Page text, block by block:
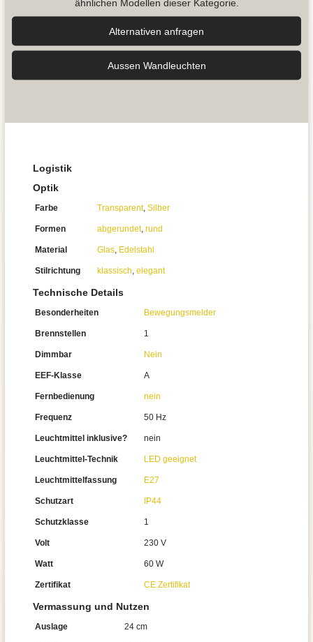
Alternativen anfragen
Aussen Wandleuchten
Logistik
Optik
Farbe Transparent, Silber
Formen abgerundet, rund
Material Glas, Edelstahl
Stilrichtung klassisch, elegant
Technische Details
Besonderheiten Bewegungsmelder
Brennstellen 1
Dimmbar Nein
EEF-Klasse A
Fernbedienung nein
Frequenz 50 Hz
Leuchtmittel inklusive? nein
Leuchtmittel-Technik LED geeignet
Leuchtmittelfassung E27
Schutzart IP44
Schutzklasse 1
Volt 230 V
Watt 60 W
Zertifikat CE Zertifikat
Vermassung und Nutzen
Auslage 24 cm